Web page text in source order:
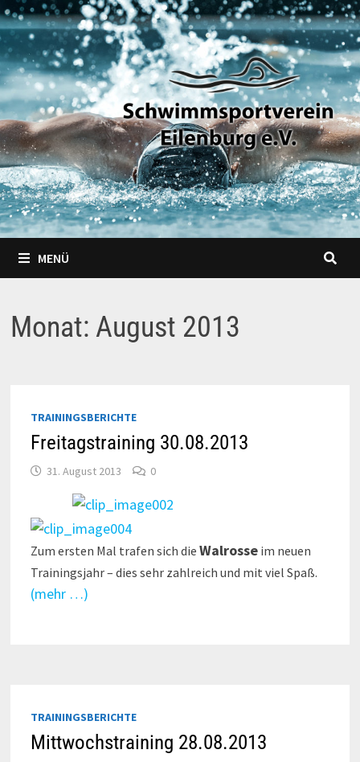
Zum
Inhalt
springen
MENÜ
Monat: August 2013
TRAININGSBERICHTE
Freitagstraining 30.08.2013
31. August 2013 0
Zum ersten Mal trafen sich die Walrosseim neuen
Trainingsjahr – dies sehr zahlreich und mit viel Spaß.
(mehr …)
TRAININGSBERICHTE
Mittwochstraining 28.08.2013